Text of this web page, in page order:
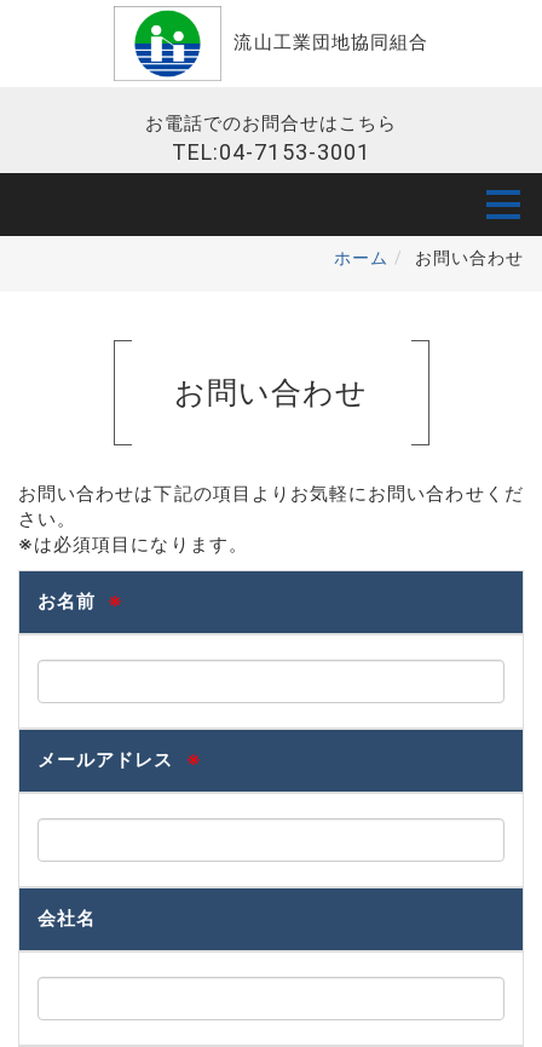
流山工業団地協同組合
お電話でのお問合せはこちら
TEL:04-7153-3001
ホーム お問い合わせ
お問い合わせ
お問い合わせは下記の項目よりお気軽にお問い合わせくだ
さい。
※は必須項目になります。
お名前 ※
メールアドレス ※
会社名